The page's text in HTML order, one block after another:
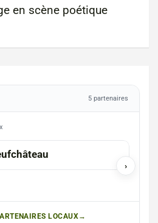
en scène poétique
5 partenaires
›
LOCAUX